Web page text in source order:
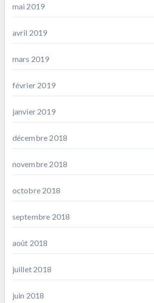
mai 2019
avril 2019
mars 2019
février 2019
janvier 2019
décembre 2018
novembre 2018
octobre 2018
septembre 2018
août 2018
juillet 2018
juin 2018